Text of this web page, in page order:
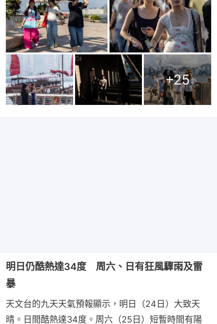
+25
明日仍酷熱達34度 周六、日有狂風驟雨及雷
暴
天文台的九天天氣預報顯示，明日（24日）大致天
晴。日間酷熱達34度。周六（25日）短暫時間有陽